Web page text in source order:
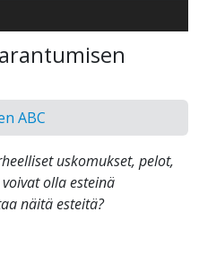
ABC
uskomukset, pelot,
olla esteinä
näitä esteitä?